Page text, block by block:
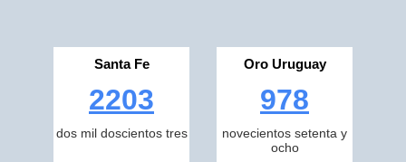
Santa Fe
2203
dos mil doscientos tres
Oro Uruguay
978
novecientos setenta y
ocho